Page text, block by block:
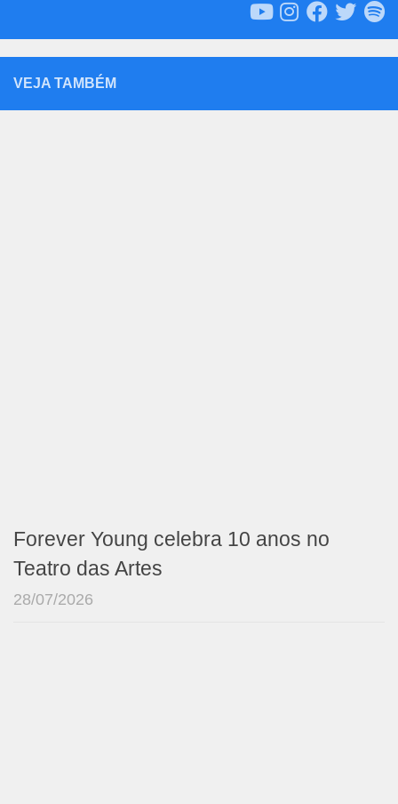
VEJA TAMBÉM
Forever Young celebra 10 anos no
Teatro das Artes
28/07/2026